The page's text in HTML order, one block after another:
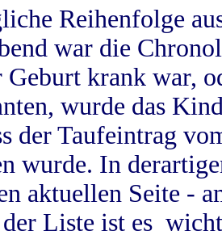
Reihenfolge
war die
Geburt krank war,
wurde das
der Taufeintrag
wurde. In
aktuellen Seite -
Liste ist es